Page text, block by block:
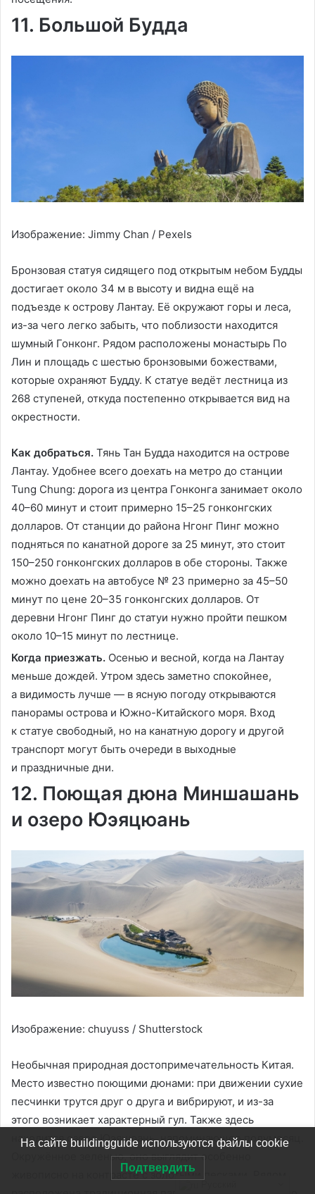
11. Большой Будда
Изображение: Jimmy Chan / Pexels
Бронзовая статуя сидящего под открытым небом Будды
достигает около 34 м в высоту и видна ещё на
подъезде к острову Лантау. Её окружают горы и леса,
из-за чего легко забыть, что поблизости находится
шумный Гонконг. Рядом расположены монастырь По
Лин и площадь с шестью бронзовыми божествами,
которые охраняют Будду. К статуе ведёт лестница из
268 ступеней, откуда постепенно открывается вид на
окрестности.
Как добраться. Тянь Тан Будда находится на острове
Лантау. Удобнее всего доехать на метро до станции
Tung Chung: дорога из центра Гонконга занимает около
40–60 минут и стоит примерно 15–25 гонконгских
долларов. От станции до района Нгонг Пинг можно
подняться по канатной дороге за 25 минут, это стоит
150–250 гонконгских долларов в обе стороны. Также
можно доехать на автобусе № 23 примерно за 45–50
минут по цене 20–35 гонконгских долларов. От
деревни Нгонг Пинг до статуи нужно пройти пешком
около 10–15 минут по лестнице.
Когда приезжать. Осенью и весной, когда на Лантау
меньше дождей. Утром здесь заметно спокойнее,
а видимость лучше — в ясную погоду открываются
панорамы острова и Южно-Китайского моря. Вход
к статуе свободный, но на канатную дорогу и другой
транспорт могут быть очереди в выходные
и праздничные дни.
12. Поющая дюна Миншашань
и озеро Юэяцюань
Изображение: chuyuss / Shutterstock
Необычная природная достопримечательность Китая.
Место известно поющими дюнами: при движении сухие
песчинки трутся друг о друга и вибрируют, и из-за
этого возникает характерный гул. Также здесь
находится озеро Юэяцюань, напоминающее полумесяц.
Окружённое зеленью, оно выглядит особенно
живописно на контрасте с золотыми песками. Рядом
На сайте buildingguide используются файлы cookie
Подтвердить